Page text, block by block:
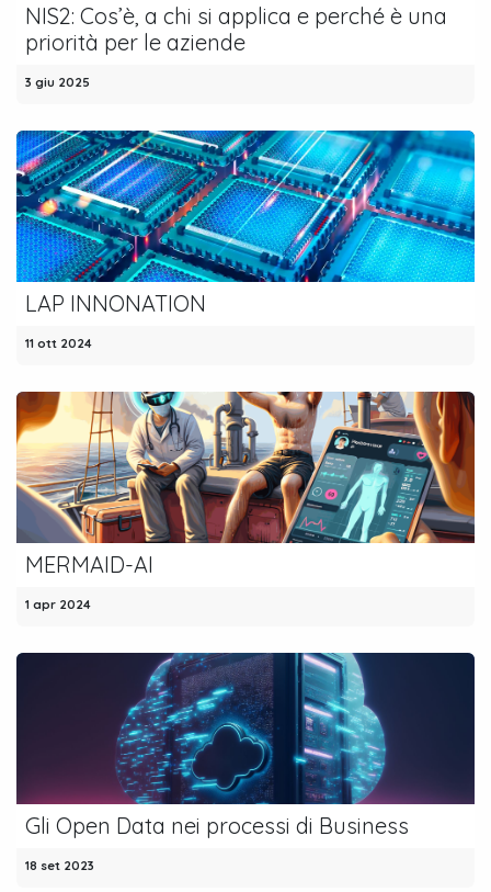
NIS2: Cos’è, a chi si applica e perché è una
priorità per le aziende
3 giu 2025
LAP INNONATION
11 ott 2024
MERMAID-AI
1 apr 2024
Gli Open Data nei processi di Business
18 set 2023